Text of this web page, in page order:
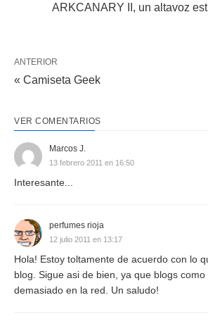
ARKCANARY II, un altavoz
ANTERIOR
« Camiseta Geek
VER COMENTARIOS
Marcos J.
13 febrero 2011 en 16:50
Interesante...
perfumes rioja
12 julio 2011 en 13:17
Hola! Estoy toltamente de acuerdo con lo
blog. Sigue asi de bien, ya que blogs
demasiado en la red. Un saludo!